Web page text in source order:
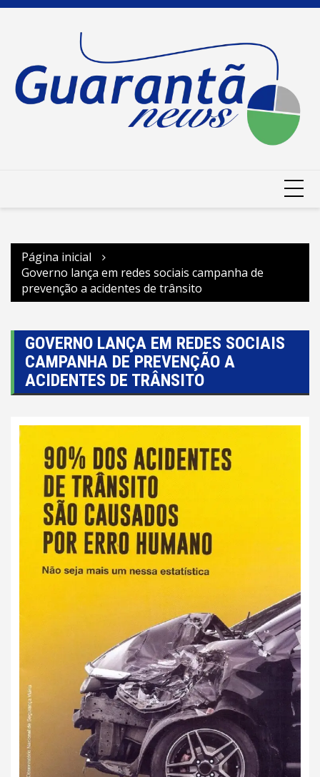
Ir
Página inicial
Governo lança em redes sociais campanha de
prevenção a acidentes de trânsito
GOVERNO LANÇA EM REDES SOCIAIS
CAMPANHA DE PREVENÇÃO A
ACIDENTES DE TRÂNSITO